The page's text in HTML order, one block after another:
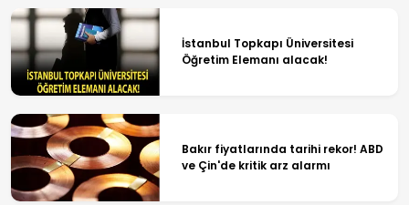
İstanbul Topkapı Üniversitesi
Öğretim Elemanı alacak!
Bakır fiyatlarında tarihi rekor! ABD
ve Çin'de kritik arz alarmı